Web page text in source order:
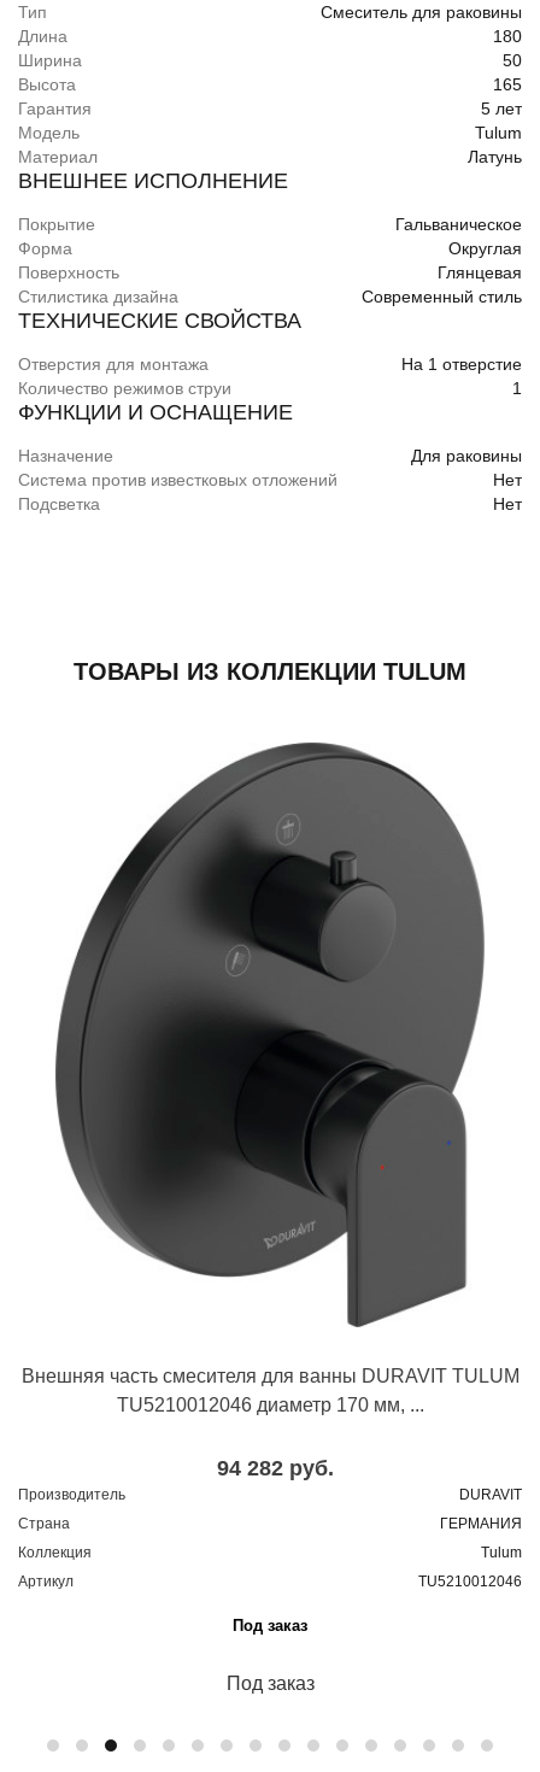
Тип
Смеситель для раковины
Длина
180
Ширина
50
Высота
165
Гарантия
5 лет
Модель
Tulum
Материал
Латунь
ВНЕШНЕЕ ИСПОЛНЕНИЕ
Покрытие
Гальваническое
Форма
Округлая
Поверхность
Глянцевая
Стилистика дизайна
Современный стиль
ТЕХНИЧЕСКИЕ СВОЙСТВА
Отверстия для монтажа
На 1 отверстие
Количество режимов струи
1
ФУНКЦИИ И ОСНАЩЕНИЕ
Назначение
Для раковины
Система против известковых отложений
Нет
Подсветка
Нет
ТОВАРЫ ИЗ КОЛЛЕКЦИИ TULUM
Внешняя часть смесителя для ванны DURAVIT TULUM
TU5210012046 диаметр 170 мм, ...
94 282 руб.
Производитель
DURAVIT
Страна
ГЕРМАНИЯ
Коллекция
Tulum
Артикул
TU5210012046
Под заказ
Под заказ